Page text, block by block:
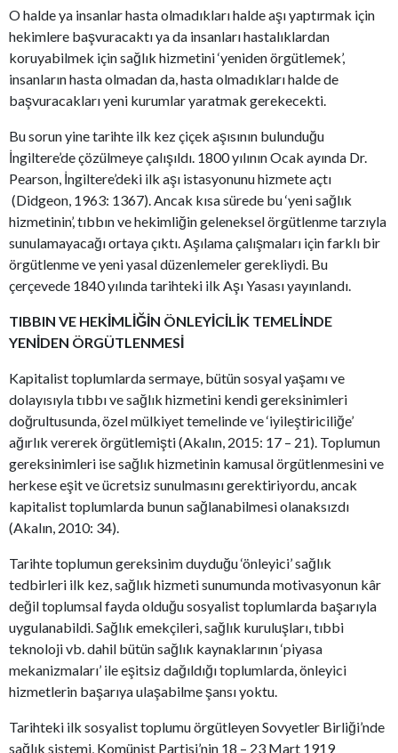
O halde ya insanlar hasta olmadıkları halde aşı yaptırmak için
hekimlere başvuracaktı ya da insanları hastalıklardan
koruyabilmek için sağlık hizmetini ‘yeniden örgütlemek’,
insanların hasta olmadan da, hasta olmadıkları halde de
başvuracakları yeni kurumlar yaratmak gerekecekti.
Bu sorun yine tarihte ilk kez çiçek aşısının bulunduğu
İngiltere’de çözülmeye çalışıldı. 1800 yılının Ocak ayında Dr.
Pearson, İngiltere’deki ilk aşı istasyonunu hizmete açtı
(Didgeon, 1963: 1367). Ancak kısa sürede bu ‘yeni sağlık
hizmetinin’, tıbbın ve hekimliğin geleneksel örgütlenme tarzıyla
sunulamayacağı ortaya çıktı. Aşılama çalışmaları için farklı bir
örgütlenme ve yeni yasal düzenlemeler gerekliydi. Bu
çerçevede 1840 yılında tarihteki ilk Aşı Yasası yayınlandı.
TIBBIN VE HEKİMLİĞİN ÖNLEYİCİLİK TEMELİNDE
YENİDEN ÖRGÜTLENMESİ
Kapitalist toplumlarda sermaye, bütün sosyal yaşamı ve
dolayısıyla tıbbı ve sağlık hizmetini kendi gereksinimleri
doğrultusunda, özel mülkiyet temelinde ve ‘iyileştiriciliğe’
ağırlık vererek örgütlemişti (Akalın, 2015: 17 – 21). Toplumun
gereksinimleri ise sağlık hizmetinin kamusal örgütlenmesini ve
herkese eşit ve ücretsiz sunulmasını gerektiriyordu, ancak
kapitalist toplumlarda bunun sağlanabilmesi olanaksızdı
(Akalın, 2010: 34).
Tarihte toplumun gereksinim duyduğu ‘önleyici’ sağlık
tedbirleri ilk kez, sağlık hizmeti sunumunda motivasyonun kâr
değil toplumsal fayda olduğu sosyalist toplumlarda başarıyla
uygulanabildi. Sağlık emekçileri, sağlık kuruluşları, tıbbi
teknoloji vb. dahil bütün sağlık kaynaklarının ‘piyasa
mekanizmaları’ ile eşitsiz dağıldığı toplumlarda, önleyici
hizmetlerin başarıya ulaşabilme şansı yoktu.
Tarihteki ilk sosyalist toplumu örgütleyen Sovyetler Birliği’nde
sağlık sistemi, Komünist Partisi’nin 18 – 23 Mart 1919